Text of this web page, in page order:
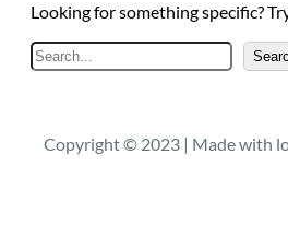
Looking for something specific?
S
e
c
Copyright © 2023 | Made with